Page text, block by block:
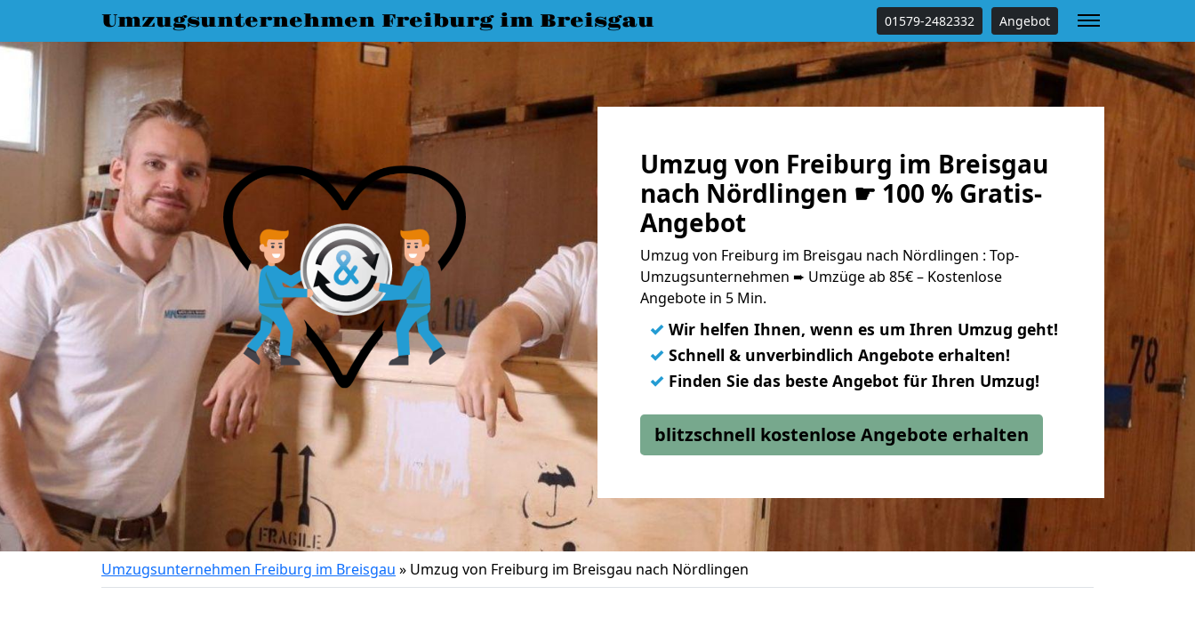
Umzugsunternehmen Freiburg im Breisgau 01579-2482332 Angebot
Umzug von Freiburg im Breisgau
nach Nördlingen ☛ 100 % Gratis-
Angebot
Umzug von Freiburg im Breisgau nach Nördlingen : Top-
Umzugsunternehmen ➨ Umzüge ab 85€ – Kostenlose
Angebote in 5 Min.
✓ Wir helfen Ihnen, wenn es um Ihren Umzug geht!
✓ Schnell & unverbindlich Angebote erhalten!
✓ Finden Sie das beste Angebot für Ihren Umzug!
blitzschnell kostenlose Angebote erhalten
Umzugsunternehmen Freiburg im Breisgau » Umzug von Freiburg im Breisgau nach Nördlingen